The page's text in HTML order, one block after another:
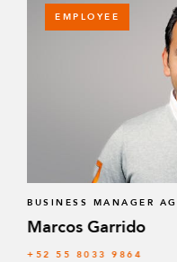
EMPLOYEE
BUSINESS MANAGER
Marcos Garrido
+52 55 8033 9864